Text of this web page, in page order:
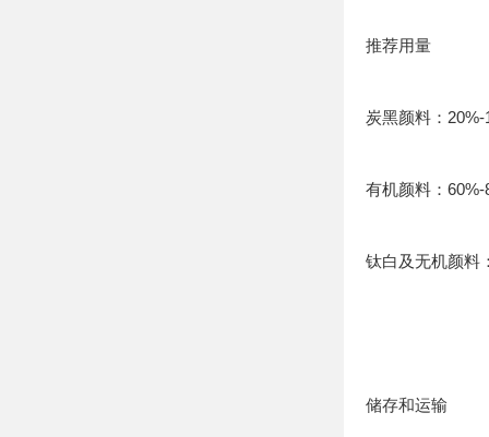
推荐用量
炭黑颜料：20%-
有机颜料：60%-
钛白及无机颜料
储存和运输